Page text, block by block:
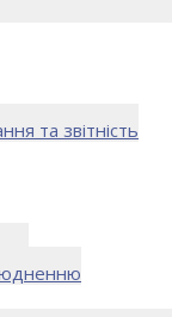
та звітність